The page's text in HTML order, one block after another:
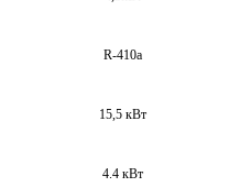
R-410a
15,5 кВт
4.4 кВт